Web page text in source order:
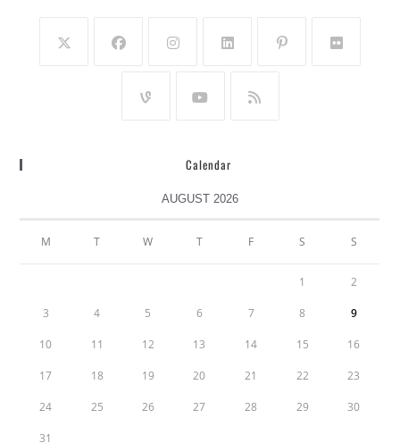
Calendar
AUGUST 2026
M T W T F S S
1 2
3 4 5 6 7 8 9
10 11 12 13 14 15 16
17 18 19 20 21 22 23
24 25 26 27 28 29 30
31